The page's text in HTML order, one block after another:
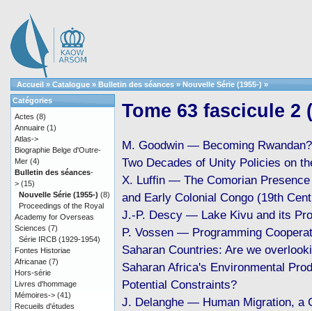
Accueil » Catalogue » Bulletin des séances » Nouvelle Série (1955-) »
Tome 63 fascicule 2
M. Goodwin — Becoming
Two Decades of Unity Policies on
X. Luffin — The Comorian
and Early Colonial Congo (19th
J.-P. Descy — Lake Kivu and its
P. Vossen — Programming
Saharan Countries: Are we
Saharan Africa's Environmental
Potential Constraints?
J. Delanghe — Human Migration, a
Catégories
Actes (8)
Annuaire (1)
Atlas->
Biographie Belge d'Outre-
Mer (4)
Bulletin des séances-
> (15)
Nouvelle Série (1955-) (8)
Proceedings of the Royal
Academy for Overseas
Sciences (7)
Série IRCB (1929-1954)
Fontes Historiae
Africanae (7)
Hors-série
Livres d'hommage
Mémoires-> (41)
Recueils d'études